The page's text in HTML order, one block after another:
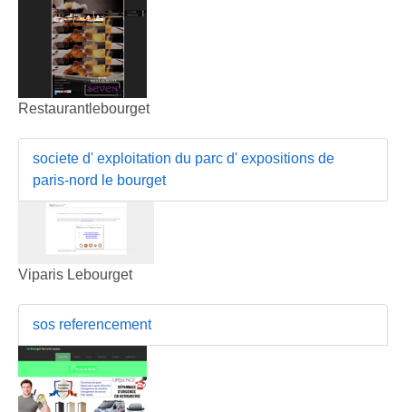
Restaurantlebourget
societe d' exploitation du parc d' expositions de
paris-nord le bourget
Viparis Lebourget
sos referencement